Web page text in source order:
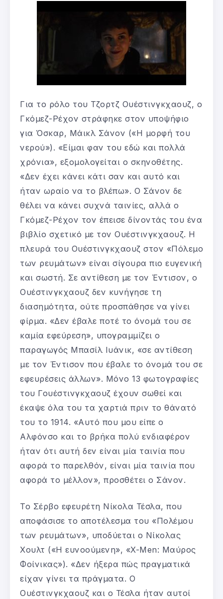
Για το ρόλο του Τζορτζ Ουέστινγκχαουζ, ο
Γκόμεζ-Ρέχον στράφηκε στον υποψήφιο
για Όσκαρ, Μάικλ Σάνον («Η μορφή του
νερού»). «Είμαι φαν του εδώ και πολλά
χρόνια», εξομολογείται ο σκηνοθέτης.
«Δεν έχει κάνει κάτι σαν και αυτό και
ήταν ωραίο να το βλέπω». Ο Σάνον δε
θέλει να κάνει συχνά ταινίες, αλλά ο
Γκόμεζ-Ρέχον τον έπεισε δίνοντάς του ένα
βιβλίο σχετικό με τον Ουέστινγκχαουζ. Η
πλευρά του Ουέστινγκχαουζ στον «Πόλεμο
των ρευμάτων» είναι σίγουρα πιο ευγενική
και σωστή. Σε αντίθεση με τον Έντισον, ο
Ουέστινγκχαουζ δεν κυνήγησε τη
διασημότητα, ούτε προσπάθησε να γίνει
φίρμα. «Δεν έβαλε ποτέ το όνομά του σε
καμία εφεύρεση», υπογραμμίζει ο
παραγωγός Μπασίλ Ιυάνικ, «σε αντίθεση
με τον Έντισον που έβαλε το όνομά του σε
εφευρέσεις άλλων». Μόνο 13 φωτογραφίες
του Γουέστινγκχαουζ έχουν σωθεί και
έκαψε όλα του τα χαρτιά πριν το θάνατό
του το 1914. «Αυτό που μου είπε ο
Αλφόνσο και το βρήκα πολύ ενδιαφέρον
ήταν ότι αυτή δεν είναι μία ταινία που
αφορά το παρελθόν, είναι μία ταινία που
αφορά το μέλλον», προσθέτει ο Σάνον.
Το Σέρβο εφευρέτη Νίκολα Τέσλα, που
αποφάσισε το αποτέλεσμα του «Πολέμου
των ρευμάτων», υποδύεται ο Νίκολας
Χουλτ («Η ευνοούμενη», «X-Men: Μαύρος
Φοίνικας»). «Δεν ήξερα πώς πραγματικά
είχαν γίνει τα πράγματα. Ο
Ουέστινγκχαουζ και ο Τέσλα ήταν αυτοί